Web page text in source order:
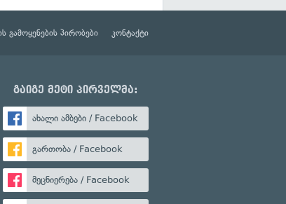
გამოყენების პირობები კონტაქტი
გაიგე მეტი პირველმა:
ახალი ამბები / Facebook
გართობა / Facebook
მეცნიერება / Facebook